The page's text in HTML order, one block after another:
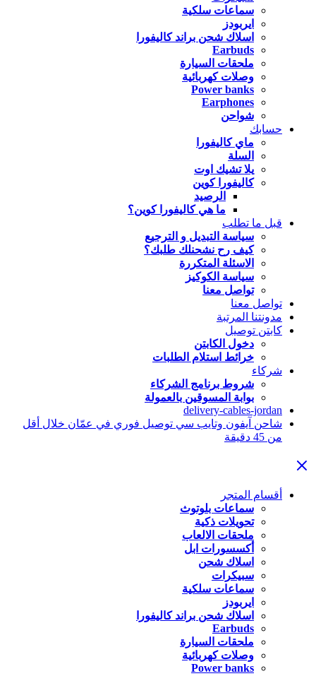
سماعات سلكية
ايربودز
اسلاك شحن براند كاليفورا
Earbuds
ملحقات السيارة
وصلات كهربائية
Power banks
Earphones
شواحن
حسابك
ماي كاليفورا
السلة
يلا تشيك اوت
كاليفورا كوين
الرصيد
ما هي كاليفورا كوين؟
قبل ما تطلب
سياسة التبديل و الترجيع
كيف رح نشحنلك طلبك؟
الاسئلة المتكررة
سياسة الكوكيز
تواصل معنا
تواصل معنا
مدونتنا المرتبة
كابتن توصيل
دخول الكابتن
خرائط استلام الطلبات
شركاء
شروط برنامج الشركاء
بوابة المسوقين بالعمولة
delivery-cables-jordan
شاحن آيفون وتايب سي توصيل فوري في عمّان خلال أقل
من 45 دقيقة
أقسام المتجر
سماعات بلوتوث
تحويلات ذكية
ملحقات الالعاب
أكسسورات ابل
اسلاك شحن
سبيكرات
سماعات سلكية
ايربودز
اسلاك شحن براند كاليفورا
Earbuds
ملحقات السيارة
وصلات كهربائية
Power banks